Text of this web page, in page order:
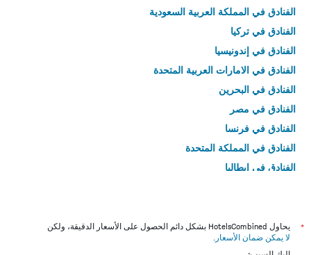
الفنادق في المملكة العربية السعودية
الفنادق في تركيا
الفنادق في إندونيسيا
الفنادق في الامارات العربية المتحدة
الفنادق في البحرين
الفنادق في مصر
الفنادق في فرنسا
الفنادق في المملكة المتحدة
الفنادق في إيطاليا
*
يحاول HotelsCombined بشكل دائم الحصول على الأسعار الدقيقة، ولكن
لا يمكن ضمان الأسعار .